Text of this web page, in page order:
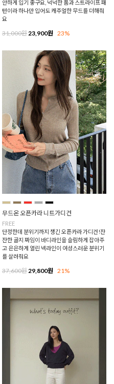
안하게 입기 좋구요, 넉넉한 품과 스트라이프 패
턴이라 하나만 입어도 캐주얼한 무드를 더해줘
요
31,000원23,900원 23%
무드온 오픈카라 니트가디건
FREE
단정한데 분위기까지 챙긴 오픈카라 가디건!잔
잔한 골지 짜임이 바디라인을 슬림하게 잡아주
고 은은하게 열린 넥라인이 여성스러운 분위기
를 살려줘요
37,600원 29,800원 21%